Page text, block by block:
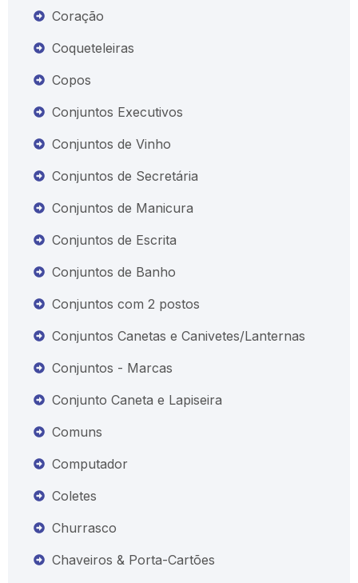
Coração
Coqueteleiras
Copos
Conjuntos Executivos
Conjuntos de Vinho
Conjuntos de Secretária
Conjuntos de Manicura
Conjuntos de Escrita
Conjuntos de Banho
Conjuntos com 2 postos
Conjuntos Canetas e Canivetes/Lanternas
Conjuntos - Marcas
Conjunto Caneta e Lapiseira
Comuns
Computador
Coletes
Churrasco
Chaveiros & Porta-Cartões